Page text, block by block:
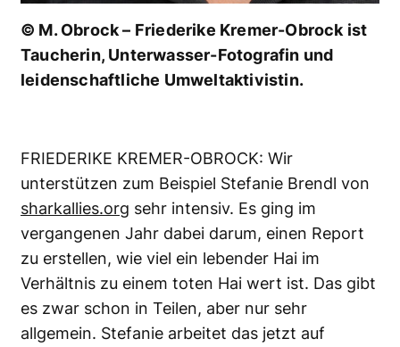
© M. Obrock – Friederike Kremer-Obrock ist
Taucherin, Unterwasser-Fotografin und
leidenschaftliche Umweltaktivistin.
FRIEDERIKE KREMER-OBROCK: Wir
unterstützen zum Beispiel Stefanie Brendl von
sharkallies.org sehr intensiv. Es ging im
vergangenen Jahr dabei darum, einen Report
zu erstellen, wie viel ein lebender Hai im
Verhältnis zu einem toten Hai wert ist. Das gibt
es zwar schon in Teilen, aber nur sehr
allgemein. Stefanie arbeitet das jetzt auf